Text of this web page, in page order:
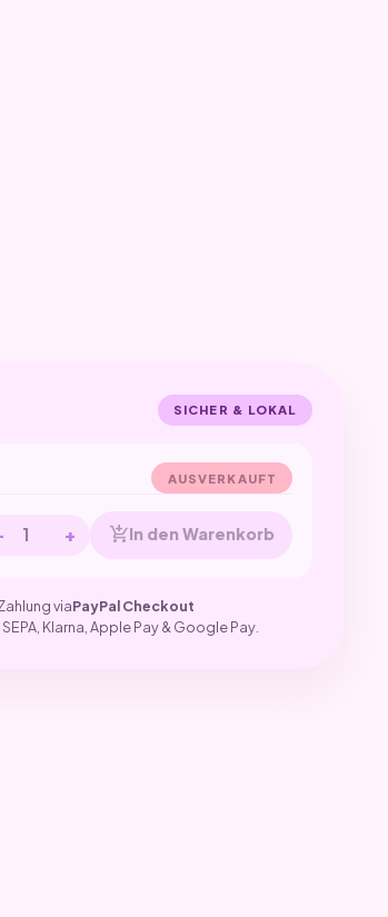
SICHER & LOKAL
AUSVERKAUFT
+ add_shopping_cartIn den Warenkorb
viaPayPal Checkout
Klarna, Apple Pay & Google Pay.